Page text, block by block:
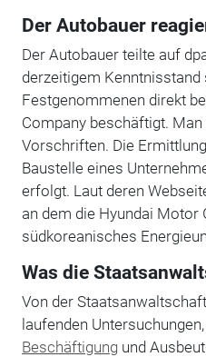
Der Autobauer
Der Autobauer teilte auf
derzeitigem Kenntnisstand
Festgenommenen direkt
Company beschäftigt.
Vorschriften. Die
Baustelle eines
erfolgt. Laut deren
an dem die Hyundai Motor
südkoreanisches
Was die
Von der
laufenden
Beschäftigungund